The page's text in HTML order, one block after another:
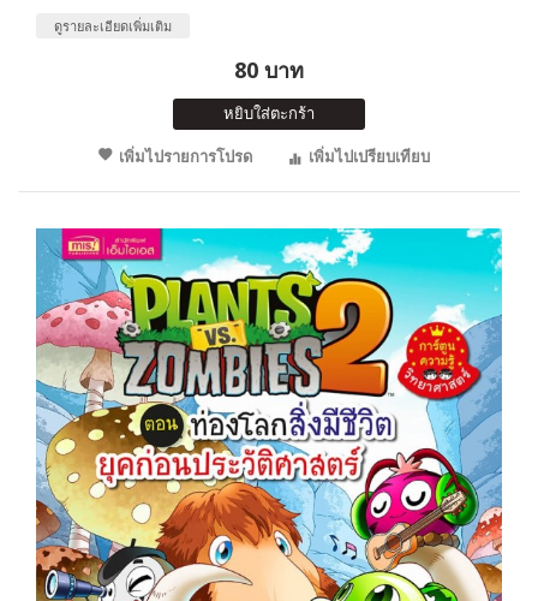
ดูรายละเอียดเพิ่มเติม
80 บาท
หยิบใส่ตะกร้า
เพิ่มไปรายการโปรด
เพิ่มไปเปรียบเทียบ